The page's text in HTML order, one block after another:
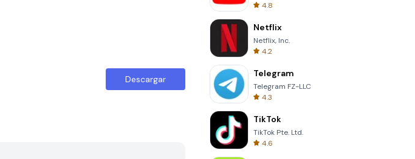
Descargar
4.8
Netflix
Netflix, Inc.
4.2
Telegram
Telegram FZ-LLC
4.3
TikTok
TikTok Pte. Ltd.
4.6